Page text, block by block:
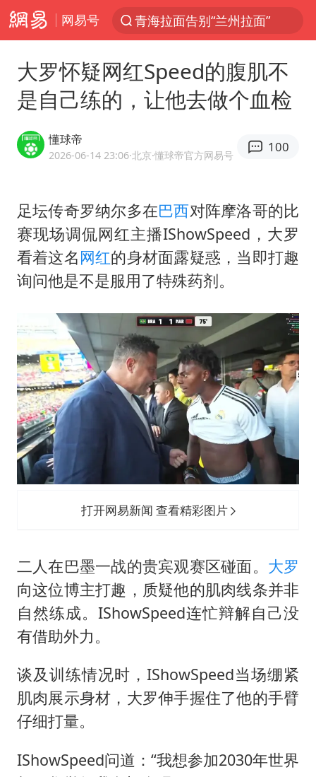
网易号
青海拉面告别“兰州拉面”
U17国足三战全胜
青海海西州茫崖市发生3.1级地震
台风白海豚登陆地点更新
看守所辅警收受10万获刑1年
多地要求领导干部带头休假
台风白海豚进入48小时警戒线
外交部发言人就广岛核爆81周年等答记者问
佛得角门将亮相智利俱乐部主场
首次证实！“胶球”存在
民警发现救助的拾荒老人是逃犯
中方回应是否在太平洋海底开采稀土
奋进开新局 实干挑大梁
大罗怀疑网红Speed的腹肌不
是自己练的，让他去做个血检
懂球帝
2026-06-14 23:06·北京·懂球帝官方网易号
100
足坛传奇罗纳尔多在巴西对阵摩洛哥的比
赛现场调侃网红主播IShowSpeed，大罗
看着这名网红的身材面露疑惑，当即打趣
询问他是不是服用了特殊药剂。
打开网易新闻 查看精彩图片
二人在巴墨一战的贵宾观赛区碰面。 大罗
向这位博主打趣，质疑他的肌肉线条并非
自然练成。IShowSpeed连忙辩解自己没
有借助外力。
谈及训练情况时，IShowSpeed当场绷紧
肌肉展示身材，大罗伸手握住了他的手臂
仔细打量。
IShowSpeed问道：“我想参加2030年世界